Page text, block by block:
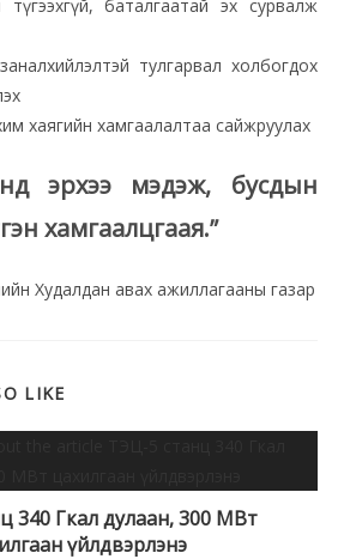
баталгаатай эх сурвалж
тулгарвал холбогдох
хаягийн хамгаалалтаа сайжруулах
эрхээ мэдэж, бусдын
хамгаалцгаая.”
Худалдан авах ажиллагааны газар
LIKE
340 Гкал дулаан, 300 МВт
үйлдвэрлэнэ